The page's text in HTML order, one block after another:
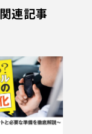
連記事